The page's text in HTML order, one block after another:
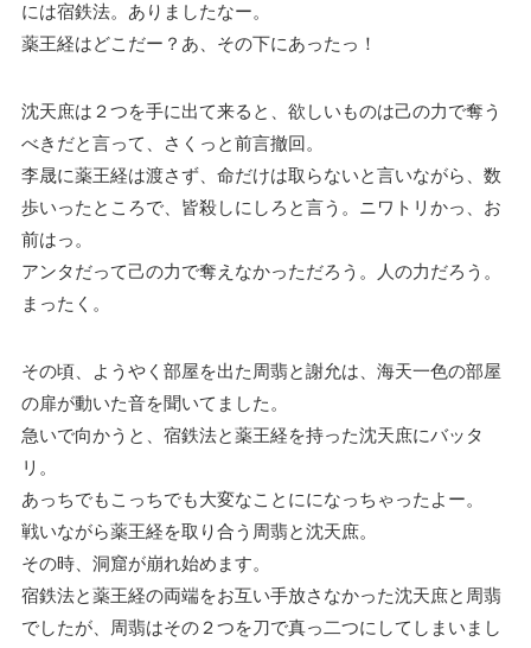
には宿鉄法。ありましたなー。
薬王経はどこだー？あ、その下にあったっ！
沈天庶は２つを手に出て来ると、欲しいものは己の力で奪う
べきだと言って、さくっと前言撤回。
李晟に薬王経は渡さず、命だけは取らないと言いながら、数
歩いったところで、皆殺しにしろと言う。ニワトリかっ、お
前はっ。
アンタだって己の力で奪えなかっただろう。人の力だろう。
まったく。
その頃、ようやく部屋を出た周翡と謝允は、海天一色の部屋
の扉が動いた音を聞いてました。
急いで向かうと、宿鉄法と薬王経を持った沈天庶にバッタ
リ。
あっちでもこっちでも大変なことにになっちゃったよー。
戦いながら薬王経を取り合う周翡と沈天庶。
その時、洞窟が崩れ始めます。
宿鉄法と薬王経の両端をお互い手放さなかった沈天庶と周翡
でしたが、周翡はその２つを刀で真っ二つにしてしまいまし